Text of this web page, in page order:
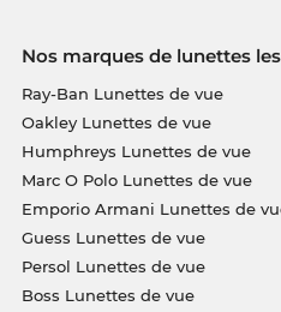
Nos marques de lunettes
Ray-Ban Lunettes de vue
Oakley Lunettes de vue
Humphreys Lunettes de vue
Marc O Polo Lunettes de vue
Emporio Armani Lunettes de
Guess Lunettes de vue
Persol Lunettes de vue
Boss Lunettes de vue